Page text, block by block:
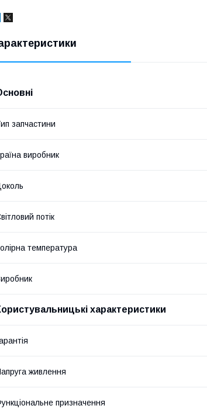
запчастини
виробник
потік
температура
характеристики
живлення
призначення